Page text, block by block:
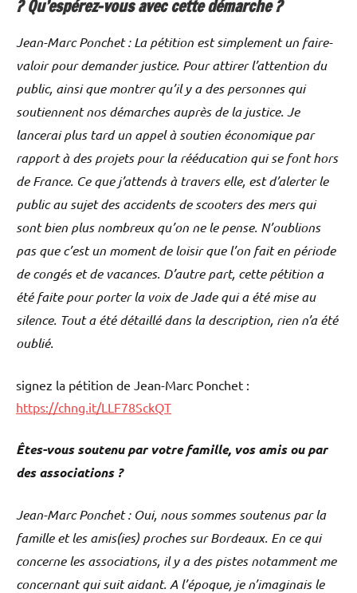
? Qu’espérez-vous avec cette démarche ?
Jean-Marc Ponchet : La pétition est simplement un faire-
valoir pour demander justice. Pour attirer l’attention du
public, ainsi que montrer qu’il y a des personnes qui
soutiennent nos démarches auprès de la justice. Je
lancerai plus tard un appel à soutien économique par
rapport à des projets pour la rééducation qui se font hors
de France. Ce que j’attends à travers elle, est d’alerter le
public au sujet des accidents de scooters des mers qui
sont bien plus nombreux qu’on ne le pense. N’oublions
pas que c’est un moment de loisir que l’on fait en période
de congés et de vacances. D’autre part, cette pétition a
été faite pour porter la voix de Jade qui a été mise au
silence. Tout a été détaillé dans la description, rien n’a été
oublié.
signez la pétition de Jean-Marc Ponchet :
https://chng.it/LLF78SckQT
Êtes-vous soutenu par votre famille, vos amis ou par
des associations ?
Jean-Marc Ponchet : Oui, nous sommes soutenus par la
famille et les amis(ies) proches sur Bordeaux. En ce qui
concerne les associations, il y a des pistes notamment me
concernant qui suit aidant. A l’époque, je n’imaginais le